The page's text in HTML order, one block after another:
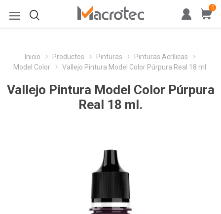
0
Inicio Productos Pinturas
Pinturas Acrílicas
Model Color
Vallejo Pintura Model Color Púrpura Real 18 ml.
Vallejo Pintura Model Color Púrpura
Real 18 ml.